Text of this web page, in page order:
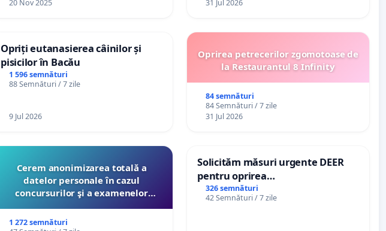
20 Nov 2025
31 Jul 2026
Opriți eutanasierea câinilor și
pisicilor în Bacău
1 596 semnături
88 Semnături / 7 zile
9 Jul 2026
Oprirea petrecerilor zgomotoase de
la Restaurantul 8 Infinity
84 semnături
84 Semnături / 7 zile
31 Jul 2026
Cerem anonimizarea totală a
datelor personale în cazul
concursurilor şi a examenelor
către Ministerul Educaţiei
1 272 semnături
Solicităm măsuri urgente DEER
pentru oprirea
microîntreruperilor bruște și
zilnice de curent în Sâncraiu de
326 semnături
42 Semnături / 7 zile